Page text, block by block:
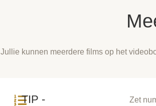
Jullie kunnen meerdere films op het
TIP -
Zet